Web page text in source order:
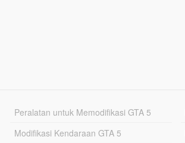
Peralatan untuk Memodifikasi GTA 5
Modifikasi Kendaraan GTA 5